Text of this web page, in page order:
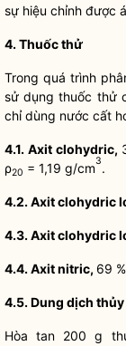
sự hiệu chỉnh được
4. Thuốc thử
Trong quá trình
sử dụng thuốc thử
chỉ dùng nước cất
4.1. Axit clohydric,
ρ20 = 1,19 g/cm3.
4.2. Axit clohydric
4.3. Axit clohydric
4.4. Axit nitric, 69
4.5. Dung dịch
Hòa tan 200 g